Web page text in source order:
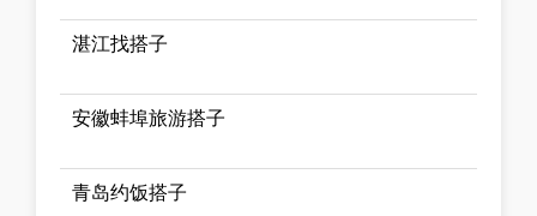
湛江找搭子
安徽蚌埠旅游搭子
青岛约饭搭子